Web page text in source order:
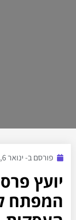
פורסם ב- ינואר 6, 2025
יועץ
המפתח